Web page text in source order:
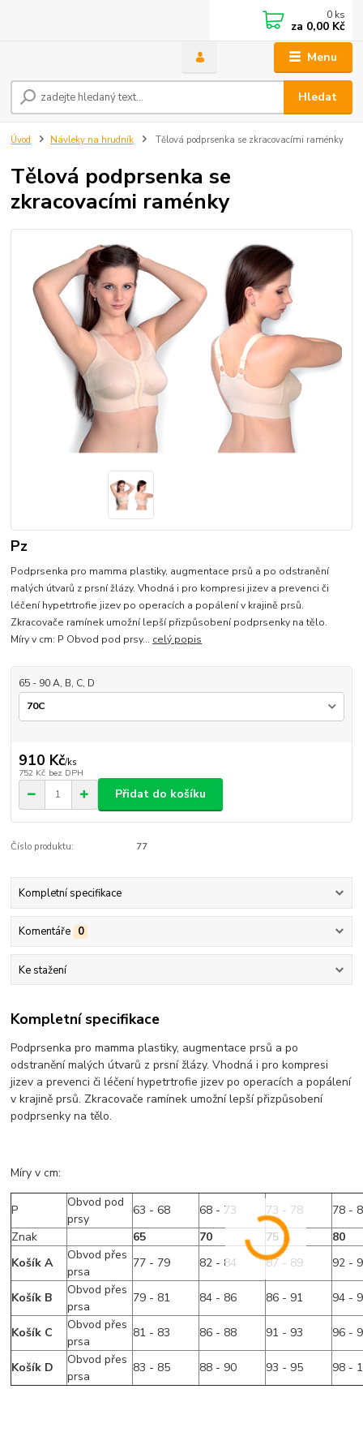
Menu
Hledat
0 ks
za 0,00 Kč
Úvod Návleky na hrudník Tělová podprsenka se zkracovacími raménky
Tělová podprsenka se
zkracovacími raménky
Pz
Podprsenka pro mamma plastiky, augmentace prsů a po odstranění
malých útvarů z prsní žlázy. Vhodná i pro kompresi jizev a prevenci či
léčení hypetrtrofie jizev po operacích a popálení v krajině prsů.
Zkracovače ramínek umožní lepší přizpůsobení podprsenky na tělo.
Míry v cm: P Obvod pod prsy... celý popis
65 - 90 A, B, C, D
910 Kč/ks
752 Kč bez DPH
Přidat do košíku
Číslo produktu: 77
Kompletní specifikace
Komentáře 0
Ke stažení
Kompletní specifikace
Podprsenka pro mamma plastiky, augmentace prsů a po
odstranění malých útvarů z prsní žlázy. Vhodná i pro kompresi
jizev a prevenci či léčení hypetrtrofie jizev po operacích a popálení
v krajině prsů. Zkracovače ramínek umožní lepší přizpůsobení
podprsenky na tělo.
Míry v cm:
P
Obvod pod
prsy
63 - 68 68 - 73 73 - 78
78 -
Znak
65 70 75
80
Košík A
Obvod přes
prsa
77 - 79 82 - 84 87 - 89 92 -
Košík B
Obvod přes
prsa
79 - 81 84 - 86 86 - 91 94 -
Košík C
Obvod přes
prsa
81 - 83 86 - 88 91 - 93 96 -
Košík D
Obvod přes
prsa
83 - 85 88 - 90 93 - 95 98 -